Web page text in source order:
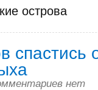
острова
спастись
нет